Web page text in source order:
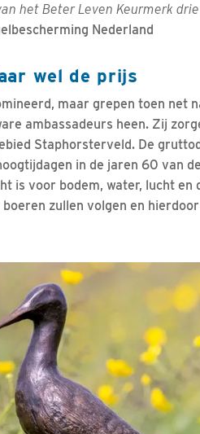
het Beter Leven Keurmerk
Nederland
wel de prijs
maar grepen toen net
ambassadeurs heen. Zij
Staphorsterveld. De
in de jaren 60 van
is voor bodem, water, lucht en
zullen volgen en